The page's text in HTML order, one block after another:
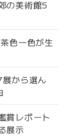
の美術館5
色一色が生
から選ん
賞レポート
展示